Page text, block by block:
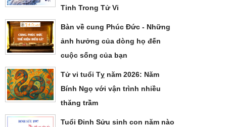
Tinh Trong Tử Vi
Bàn về cung Phúc Đức - Những
ảnh hưởng của dòng họ đến
cuộc sống của bạn
Tử vi tuổi Tỵ năm 2026: Năm
Bính Ngọ với vận trình nhiều
thăng trầm
Tuổi Đinh Sửu sinh con năm nào